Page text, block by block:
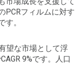
PCRフィルムに対す
す。
望な市場として浮
9%です。人口